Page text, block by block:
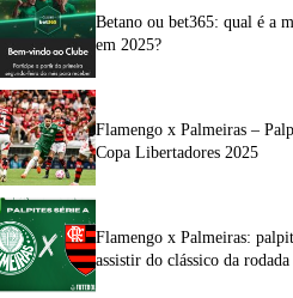
Betano ou bet365: qual é a
em 2025?
Flamengo x Palmeiras –
Copa Libertadores 2025
Flamengo x Palmeiras:
assistir do clássico da